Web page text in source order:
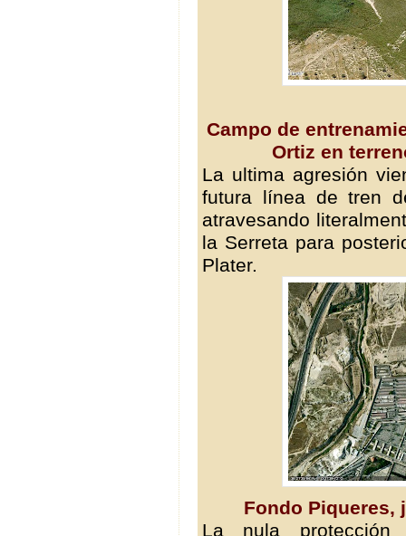
Campo de
Ortiz en
La ultima agresión
futura línea de tren
atravesando
la Serreta para
Plater.
Fondo Piqueres,
La nula